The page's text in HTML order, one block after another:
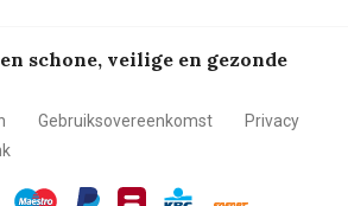
schone, veilige en gezonde
Gebruiksovereenkomst
Privacy